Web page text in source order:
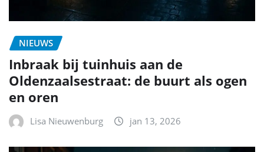
NIEUWS
Inbraak bij tuinhuis aan de
Oldenzaalsestraat: de buurt als ogen
en oren
Lisa Nieuwenburg jan 13, 2026